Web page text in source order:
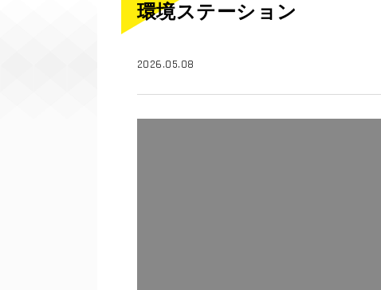
環境ステーション
2026.05.08